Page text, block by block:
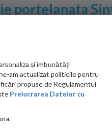
portelanata
RON/mp
și îmbunătăți
am actualizat politicile pentru
propuse de Regulamentul
Prelucrarea Datelor cu